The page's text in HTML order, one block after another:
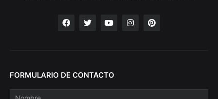
FORMULARIO DE CONTACTO